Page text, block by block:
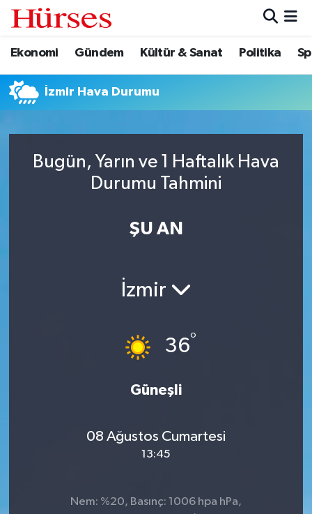
Ekonomi Gündem Kültür & Sanat Politika
İzmir Hava Durumu
Bugün, Yarın ve 1 Haftalık Hava
Durumu Tahmini
ŞU AN
İzmir
36°
Güneşli
08 Ağustos Cumartesi
13:45
Nem: %20, Basınç: 1006 hpa hPa,
Ekonomi
Gündem
Politika
Hava Durumu
Trafik Durumu
Tüm Manşetler